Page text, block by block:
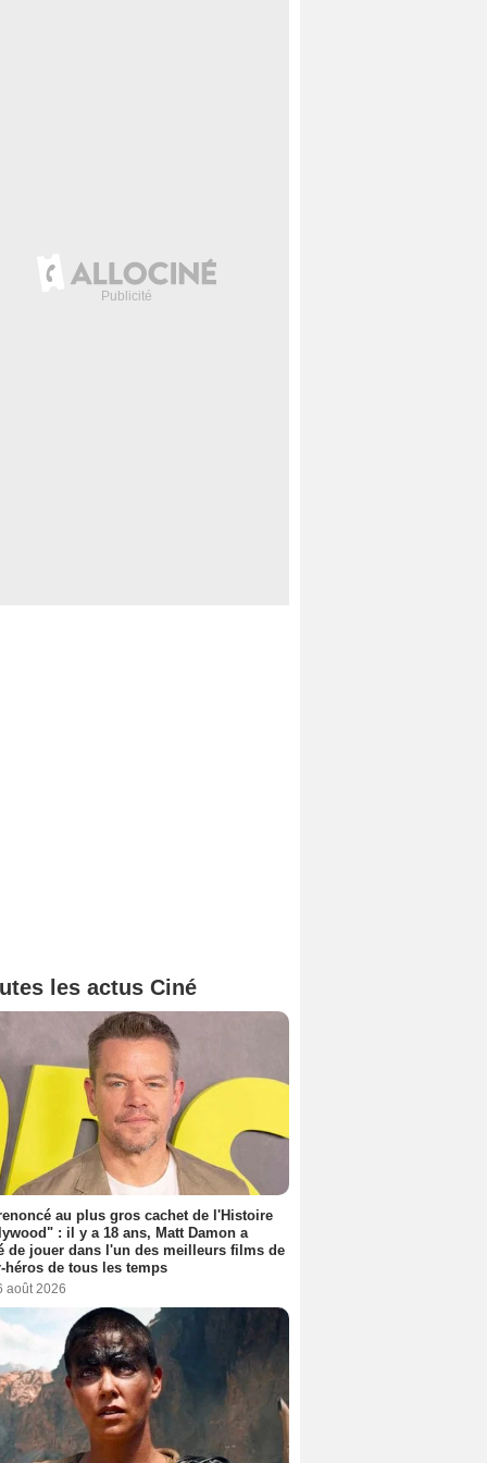
les actus Ciné
au plus gros cachet de l'Histoire
: il y a 18 ans, Matt Damon a
de jouer dans l'un des meilleurs films de
héros de tous les temps
août 2026